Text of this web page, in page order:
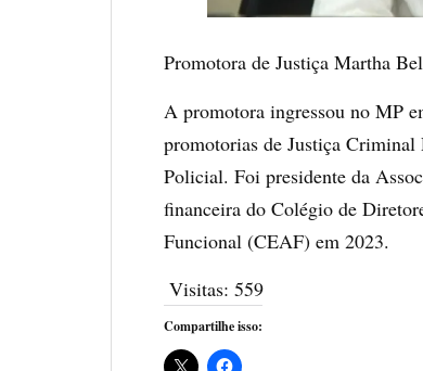
Promotora de Justiça Martha
A promotora ingressou no MP
promotorias de Justiça
Policial. Foi presidente da
financeira do Colégio de
Funcional (CEAF) em 2023.
Visitas: 559
Compartilhe isso: